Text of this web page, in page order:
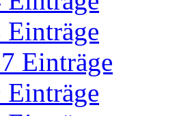
Einträge
Einträge
Einträge